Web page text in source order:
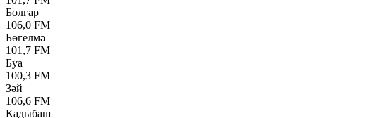
Болгар
106,0 FM
Бөгелмә
101,7 FM
Буа
100,3 FM
Зәй
106,6 FM
Кадыбаш